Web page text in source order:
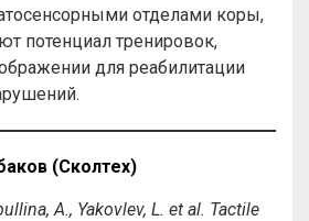
отделами коры,
потенциал тренировок,
для реабилитации
(Сколтех)
A., Yakovlev, L. et al. Tactile